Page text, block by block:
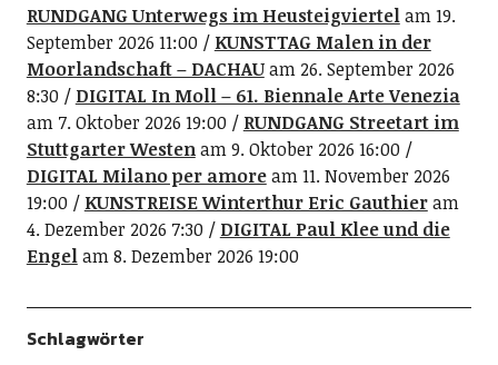
RUNDGANG Unterwegs im Heusteigviertelam 19.
September 2026 11:00
KUNSTTAG Malen in der
Moorlandschaft – DACHAUam 26. September 2026
8:30
DIGITAL In Moll – 61. Biennale Arte Venezia
am 7. Oktober 2026 19:00
RUNDGANG Streetart im
Stuttgarter Westenam 9. Oktober 2026 16:00
DIGITAL Milano per amoream 11. November 2026
19:00
KUNSTREISE Winterthur Eric Gauthieram
4. Dezember 2026 7:30
DIGITAL Paul Klee und die
Engelam 8. Dezember 2026 19:00
Schlagwörter